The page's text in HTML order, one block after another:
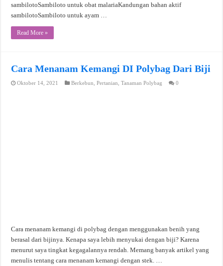
sambilotoSambiloto untuk obat malariaKandungan bahan aktif
sambilotoSambiloto untuk ayam …
Read More »
Cara Menanam Kemangi DI Polybag Dari Biji
Oktober 14, 2021 Berkebun ,Pertanian ,Tanaman Polybag 0
Cara menanam kemangi di polybag dengan menggunakan benih yang
berasal dari bijinya. Kenapa saya lebih menyukai dengan biji? Karena
menurut saya tingkat kegagalannya rendah. Memang banyak artikel yang
menulis tentang cara menanam kemangi dengan stek. …